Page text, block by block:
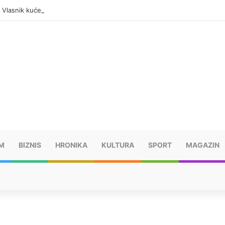
kuće pronađen mrtav, uhapšen osumnjičeni
BIZNIS HRONIKA KULTURA SPORT MAGAZIN